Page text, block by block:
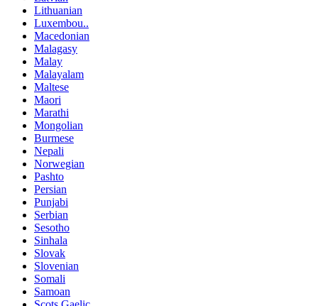
Lithuanian
Luxembou..
Macedonian
Malagasy
Malay
Malayalam
Maltese
Maori
Marathi
Mongolian
Burmese
Nepali
Norwegian
Pashto
Persian
Punjabi
Serbian
Sesotho
Sinhala
Slovak
Slovenian
Somali
Samoan